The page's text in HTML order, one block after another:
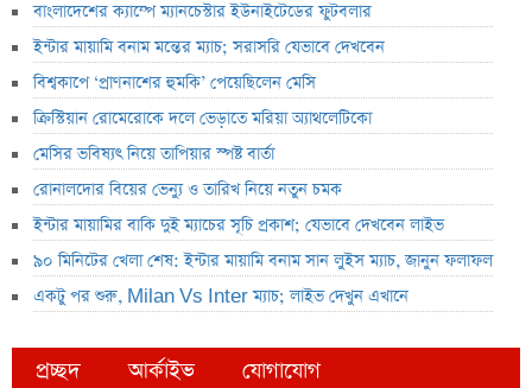
বাংলাদেশের ক্যাম্পে ম্যানচেস্টার ইউনাইটেডের ফুটবলার
ইন্টার মায়ামি বনাম মন্তের ম্যাচ; সরাসরি যেভাবে দেখবেন
বিশ্বকাপে ‘প্রাণনাশের হুমকি’ পেয়েছিলেন মেসি
ক্রিস্টিয়ান রোমেরোকে দলে ভেড়াতে মরিয়া অ্যাথলেটিকো
মেসির ভবিষ্যৎ নিয়ে তাপিয়ার স্পষ্ট বার্তা
রোনালদোর বিয়ের ভেন্যু ও তারিখ নিয়ে নতুন চমক
ইন্টার মায়ামির বাকি দুই ম্যাচের সূচি প্রকাশ; যেভাবে দেখবেন লাইভ
৯০ মিনিটের খেলা শেষ: ইন্টার মায়ামি বনাম সান লুইস ম্যাচ, জানুন ফলাফল
একটু পর শুরু, Milan Vs Inter ম্যাচ; লাইভ দেখুন এখানে
প্রচ্ছদ আর্কাইভ যোগাযোগ